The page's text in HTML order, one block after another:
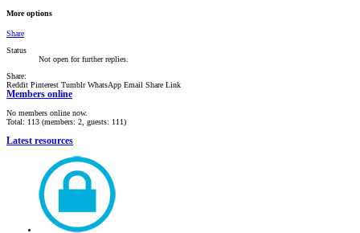
More options
Share
Status
Not open for further replies.
Share:
Reddit Pinterest Tumblr WhatsApp Email Share Link
Members online
No members online now.
Total: 113 (members: 2, guests: 111)
Latest resources